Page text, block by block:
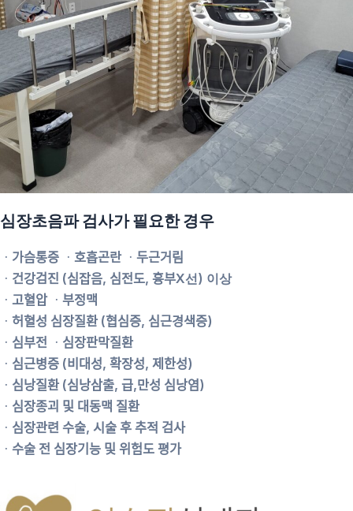
심장초음파 검사가 필요한 경우
ᆞ가슴통증 ᆞ호흡곤란 ᆞ두근거림
ᆞ건강검진 (심잡음, 심전도, 흉부X선) 이상
ᆞ고혈압 ᆞ부정맥
ᆞ허혈성 심장질환 (협심증, 심근경색증)
ᆞ심부전 ᆞ심장판막질환
ᆞ심근병증 (비대성, 확장성, 제한성)
ᆞ심낭질환 (심낭삼출, 급,만성 심낭염)
ᆞ심장종괴 및 대동맥 질환
ᆞ심장관련 수술, 시술 후 추적 검사
ᆞ수술 전 심장기능 및 위험도 평가